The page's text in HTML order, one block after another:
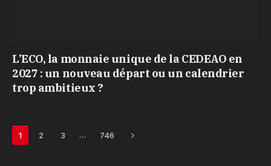
L’ECO, la monnaie unique de la CEDEAO en
2027 : un nouveau départ ou un calendrier
trop ambitieux ?
1 2 3 … 746 Next